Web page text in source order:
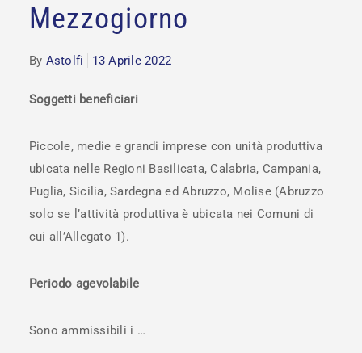
Mezzogiorno
By Astolfi 13 Aprile 2022
Soggetti beneficiari
Piccole, medie e grandi imprese con unità produttiva
ubicata nelle Regioni Basilicata, Calabria, Campania,
Puglia, Sicilia, Sardegna ed Abruzzo, Molise (Abruzzo
solo se l’attività produttiva è ubicata nei Comuni di
cui all’Allegato 1).
Periodo agevolabile
Sono ammissibili i …